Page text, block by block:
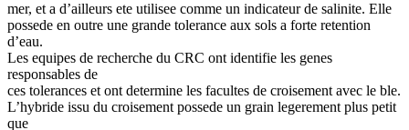
mer, et a d’ailleurs ete utilisee comme un indicateur de salinite. Elle
possede en outre une grande tolerance aux sols a forte retention
d’eau.
Les equipes de recherche du CRC ont identifie les genes
responsables de
ces tolerances et ont determine les facultes de croisement avec le ble.
L’hybride issu du croisement possede un grain legerement plus petit
que